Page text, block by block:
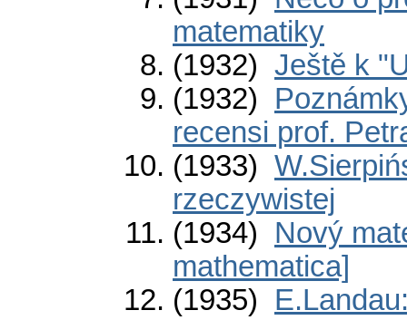
matematiky
(1932) Ještě k
(1932)
recensi prof.
(1933)
rzeczywistej
(1934) Nový
mathematica]
(1935)